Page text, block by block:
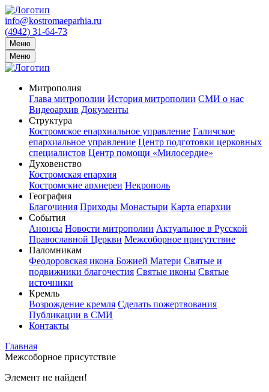
info@kostromaeparhia.ru
(4942) 31-64-73
Меню
Меню
Митрополия
Глава митрополии История митрополии СМИ о нас
Видеоархив Документы
Структура
Костромское епархиальное управление Галичское
епархиальное управление Центр подготовки церковных
специалистов Центр помощи «Милосердие»
Духовенство
Костромская епархия
Костромские архиереи Некрополь
География
Благочиния Приходы Монастыри Карта епархии
События
Анонсы Новости митрополии Актуальное в Русской
Православной Церкви Межсоборное присутствие
Паломникам
Феодоровская икона Божией Матери Святые и
подвижники благочестия Святые иконы Святые
источники
Кремль
Возрождение кремля Сделать пожертвования
Публикации в СМИ
Контакты
Главная
Межсоборное присутствие
Элемент не найден!